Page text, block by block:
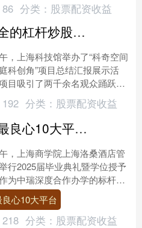
86 分类： 股票配资收益
最安全的杠杆炒股平台官网 上海科技馆“科奇空间——家庭科创角”引领青少年科学探究新风尚
，上海科技馆举办了“科奇空间
创角”项目总结汇报展示活
目吸引了两千余名观众踊跃参
共征集到 59 份创新方案。经
选，22 ....
192 分类： 股票配资收益
配资最良心10大平台 经历“行业深耕+国际深造”锤炼，上海洛桑酒店管理学院迎来首届毕业生
，上海商学院上海洛桑酒店管
行2025届毕业典礼暨学位授予
为中瑞深度合作办学的标杆项
四年精心培育迎来了首批毕业
的的职业去向....
心10大平台
218 分类： 股票配资收益